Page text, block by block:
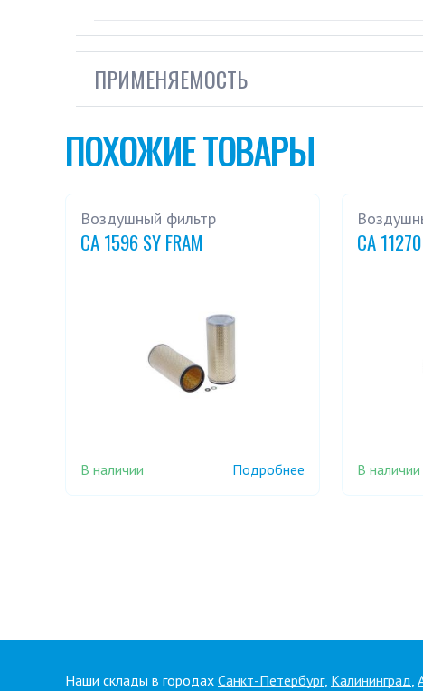
ПРИМЕНЯЕМОСТЬ
ПОХОЖИЕ ТОВАРЫ
Воздушный фильтр
CA 1596 SY FRAM
В наличии Подробнее
CA
В наличии
Наши склады в городах Санкт-Петербург, Калининград,